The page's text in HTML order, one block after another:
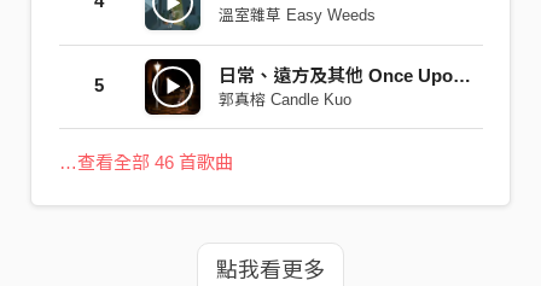
溫室雜草 Easy Weeds
5 日常、遠方及其他 Once Upon A Time
郭真榕 Candle Kuo
…查看全部 46 首歌曲
點我看更多